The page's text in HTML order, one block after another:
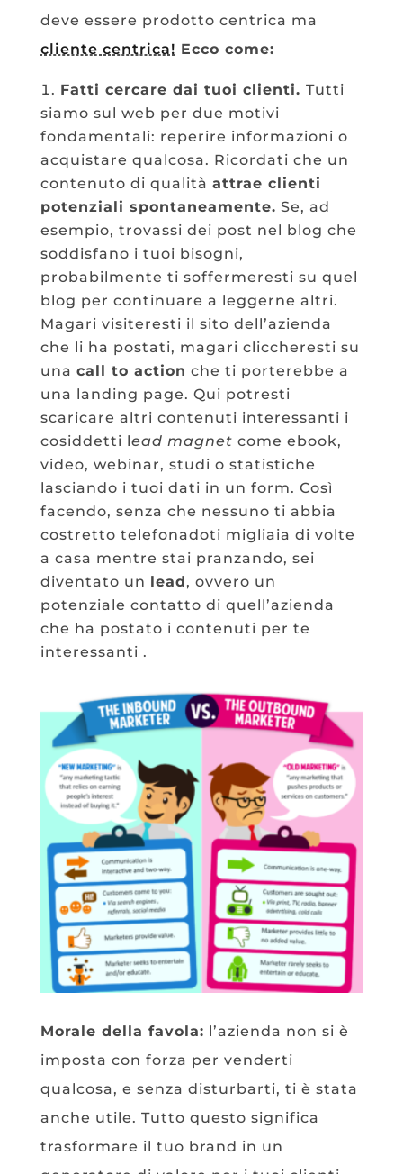
deve essere prodotto centrica ma
cliente centrica! Ecco come:
Fatti cercare dai tuoi clienti. Tutti
siamo sul web per due motivi
fondamentali: reperire informazioni o
acquistare qualcosa. Ricordati che un
contenuto di qualità attrae clienti
potenziali spontaneamente. Se, ad
esempio, trovassi dei post nel blog che
soddisfano i tuoi bisogni,
probabilmente ti soffermeresti su quel
blog per continuare a leggerne altri.
Magari visiteresti il sito dell’azienda
che li ha postati, magari cliccheresti su
una call to action che ti porterebbe a
una landing page. Qui potresti
scaricare altri contenuti interessanti i
cosiddetti lead magnet come ebook,
video, webinar, studi o statistiche
lasciando i tuoi dati in un form. Così
facendo, senza che nessuno ti abbia
costretto telefonadoti migliaia di volte
a casa mentre stai pranzando, sei
diventato un lead, ovvero un
potenziale contatto di quell’azienda
che ha postato i contenuti per te
interessanti .
Morale della favola: l’azienda non si è
imposta con forza per venderti
qualcosa, e senza disturbarti, ti è stata
anche utile. Tutto questo significa
trasformare il tuo brand in un